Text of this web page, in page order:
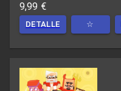
9,99 €
DETALLE ☆